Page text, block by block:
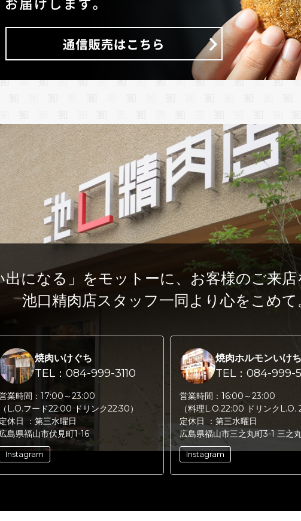
出になる」をモットーに、 お客様のご来
池口精肉店スタッフ一同より心をこめて
焼肉いけぐち
TEL：084-999-3110
業時間： 17:00～23:00
（L.O.フード22:00 ドリンク22:30）
定休日 ： 第三水曜日
広島県福山市伏見町1-16
Instagram
焼肉ホルモンいけ
TEL：084-999-
営業時間： 16:00～23:00
（料理L.O.22:00 ドリンクL.O.
定休日 ： 第三水曜日
広島県福山市三之丸町3-1 三之
Instagram